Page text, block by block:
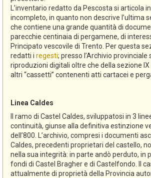
L’inventario redatto da Pescosta si articola
incompleto, in quanto non descrive l’ultima
che contiene una grande quantità di
parecchie centinaia di pergamene, di
Principato vescovile di Trento. Per questa
redatti i regesti; presso l’Archivio provinciale
riproduzioni digitali oltre che della sezione
altri “cassetti” contenenti atti cartacei e
Linea Caldes
Il ramo di Castel Caldes, sviluppatosi in 3
continuità, giunse alla definitiva estinzione
dell’800. L’archivio, compresi i documenti
Caldes, precedenti proprietari del castello,
nella sua integrità: in parte andò perduto, in
fondi di Castel Bragher e di Castelfondo. Il
attualmente di proprietà della Provincia